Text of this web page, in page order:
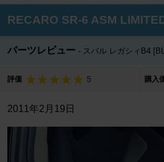
RECARO SR-6 ASM
パーツレビュー スバル レガシィB4
評価 5 購入
2011年2月19日